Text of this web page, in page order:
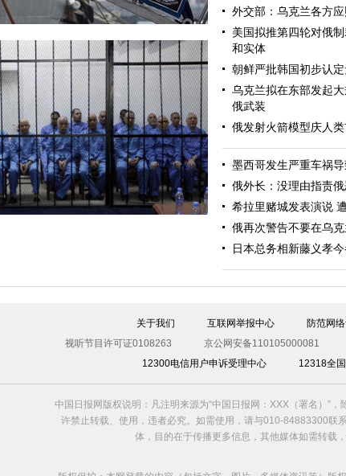
美军导弹驱逐舰抵达黑海旨在威慑俄罗斯
利比亚法庭开审卡扎菲政权高官
外交部：乌克兰各方
美国拟推第四轮对俄
和实体
朝鲜严批韩国初步认
乌克兰拟在东部发起
俄武装
俄发射火箭模型庆人
墨西哥发生严重车祸
俄外长：没理由指责
希拉里赌城发表演说
俄再次警告不要在乌
日本总务相新藤义孝
关于我们 互联网举报中心 防范网
视听节目许可证0108263
京公网安备110105000081
12300电信用户申诉受理中心
12318全
中国日报网版权说明：凡注明来源为“中国日报网：XXX（署名）”
许禁止转载、使用，违者必究。如需使用，请与010-84883300联
体，目的在于传播更多信息，其他媒体如需转载